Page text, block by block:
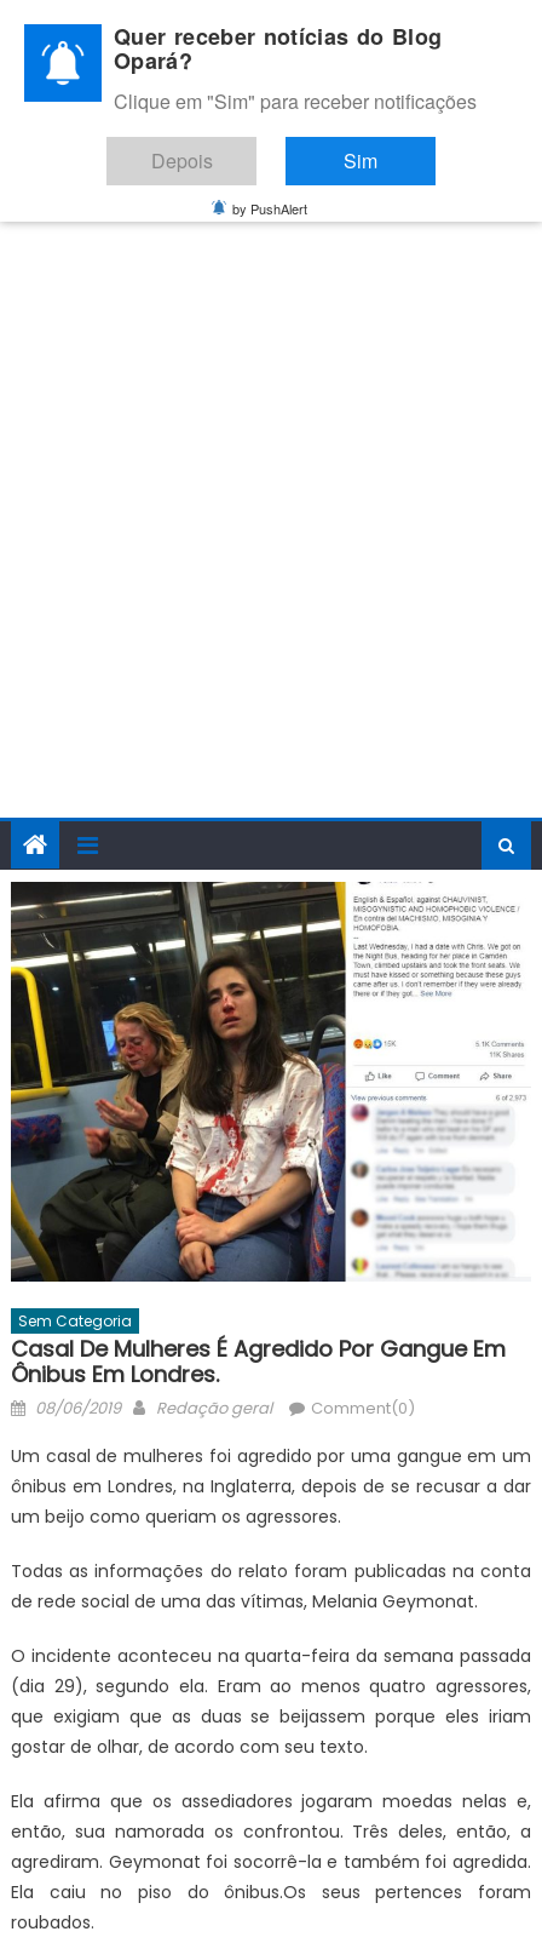
content
BLOG OPARÁ
Melhores notícias de Juazeiro, Petrolina e do Vale do São
Francisco
Sem Categoria
Casal De Mulheres É Agredido Por Gangue Em
Ônibus Em Londres.
Posted
08/06/2019 Author
Redação geral Comment(0)
Um casal de mulheres foi agredido por uma gangue em um
ônibus em Londres, na Inglaterra, depois de se recusar a dar
um beijo como queriam os agressores.
Todas as informações do relato foram publicadas na conta
de rede social de uma das vítimas, Melania Geymonat.
O incidente aconteceu na quarta-feira da semana passada
(dia 29), segundo ela. Eram ao menos quatro agressores,
que exigiam que as duas se beijassem porque eles iriam
gostar de olhar, de acordo com seu texto.
Ela afirma que os assediadores jogaram moedas nelas e,
então, sua namorada os confrontou. Três deles, então, a
agrediram. Geymonat foi socorrê-la e também foi agredida.
Ela caiu no piso do ônibus.Os seus pertences foram
roubados.
Quer receber notícias do Blog
Opará?
Clique em "Sim" para receber notificações
Depois Sim
by PushAlert